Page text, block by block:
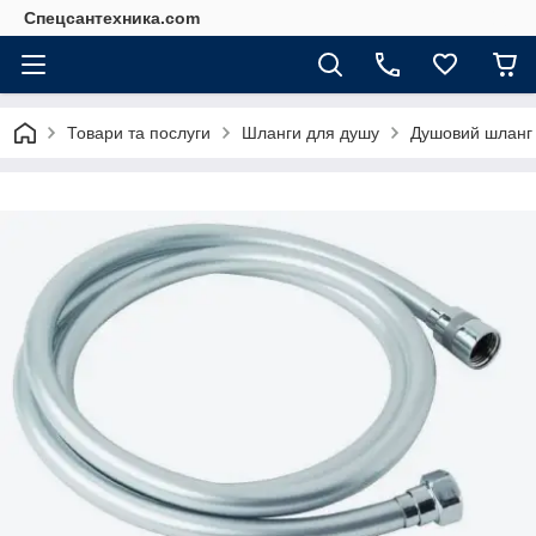
Спецсантехника.com
Товари та послуги Шланги для душу Душовий